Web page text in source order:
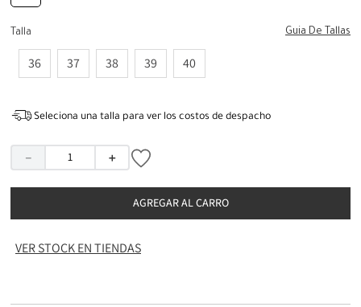
Talla Guia De Tallas
36 37 38 39 40
Seleciona una talla para ver los costos de despacho
＋
－
AGREGAR AL CARRO
VER STOCK EN TIENDAS